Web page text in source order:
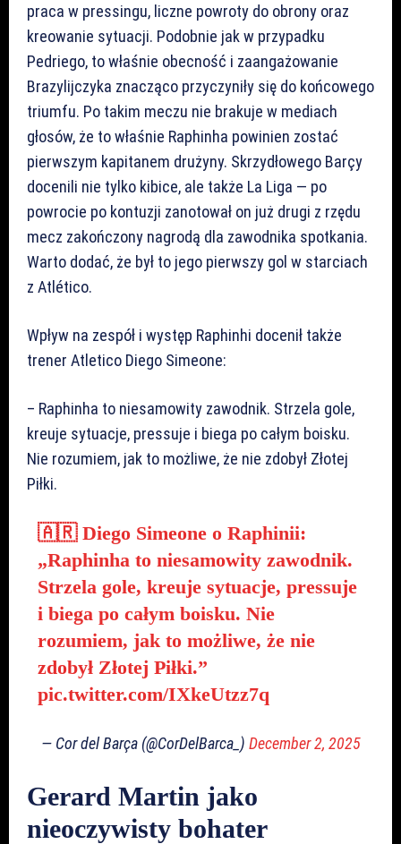
praca w pressingu, liczne powroty do obrony oraz
kreowanie sytuacji. Podobnie jak w przypadku
Pedriego, to właśnie obecność i zaangażowanie
Brazylijczyka znacząco przyczyniły się do końcowego
triumfu. Po takim meczu nie brakuje w mediach
głosów, że to właśnie Raphinha powinien zostać
pierwszym kapitanem drużyny. Skrzydłowego Barçy
docenili nie tylko kibice, ale także La Liga — po
powrocie po kontuzji zanotował on już drugi z rzędu
mecz zakończony nagrodą dla zawodnika spotkania.
Warto dodać, że był to jego pierwszy gol w starciach
z Atlético.
Wpływ na zespół i występ Raphinhi docenił także
trener Atletico Diego Simeone:
– Raphinha to niesamowity zawodnik. Strzela gole,
kreuje sytuacje, pressuje i biega po całym boisku.
Nie rozumiem, jak to możliwe, że nie zdobył Złotej
Piłki.
🇦🇷 Diego Simeone o Raphinii:
„Raphinha to niesamowity zawodnik.
Strzela gole, kreuje sytuacje, pressuje
i biega po całym boisku. Nie
rozumiem, jak to możliwe, że nie
zdobył Złotej Piłki.”
pic.twitter.com/IXkeUtzz7q
— Cor del Barça (@CorDelBarca_) December 2, 2025
Gerard Martin jako
nieoczywisty bohater